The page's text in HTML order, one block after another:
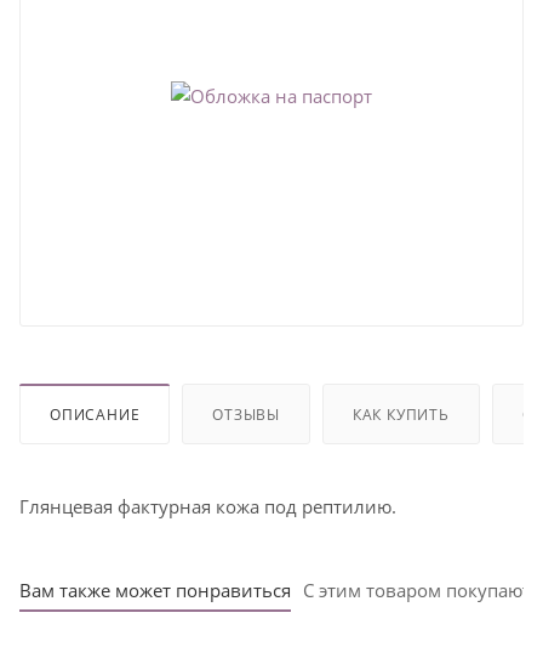
ОПИСАНИЕ ОТЗЫВЫ КАК КУПИТЬ
Глянцевая фактурная кожа под рептилию.
Вам также может понравиться С этим товаром покупают